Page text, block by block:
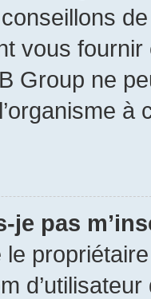
vous
Group ne
je pas
le